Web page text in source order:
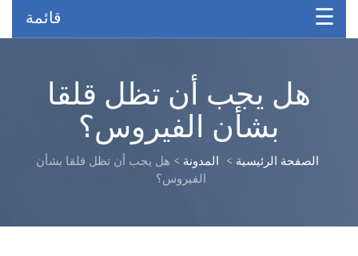
قائمة
هل يجب أن تظل قلقا
بشأن الفيروس؟
الصفحة الرئيسية > المدونة > هل يجب أن تظل قلقا بشأن
الفيروس؟